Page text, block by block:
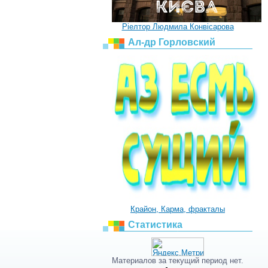
Ріелтор Людмила Конвісарова
Ал-др Горловский
Крайон, Карма, фракталы
Статистика
Материалов за текущий период нет.